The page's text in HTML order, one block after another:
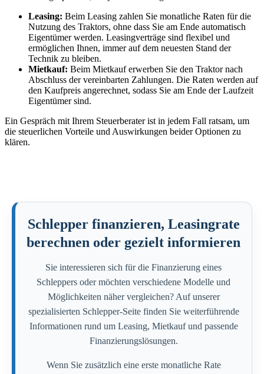
Leasing: Beim Leasing zahlen Sie monatliche Raten für die
Nutzung des Traktors, ohne dass Sie am Ende automatisch
Eigentümer werden. Leasingverträge sind flexibel und
ermöglichen Ihnen, immer auf dem neuesten Stand der
Technik zu bleiben.
Mietkauf: Beim Mietkauf erwerben Sie den Traktor nach
Abschluss der vereinbarten Zahlungen. Die Raten werden auf
den Kaufpreis angerechnet, sodass Sie am Ende der Laufzeit
Eigentümer sind.
Ein Gespräch mit Ihrem Steuerberater ist in jedem Fall ratsam, um
die steuerlichen Vorteile und Auswirkungen beider Optionen zu
klären.
Schlepper finanzieren, Leasingrate
berechnen oder gezielt informieren
Sie interessieren sich für die Finanzierung eines
Schleppers oder möchten verschiedene Modelle und
Möglichkeiten näher vergleichen? Auf unserer
spezialisierten Schlepper-Seite finden Sie weiterführende
Informationen rund um Leasing, Mietkauf und passende
Finanzierungslösungen.
Wenn Sie zusätzlich eine erste monatliche Rate